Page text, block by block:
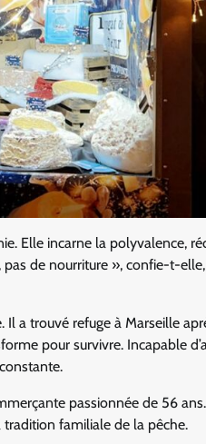
Elle incarne la polyvalence,
pas de nourriture », confie-t-
a trouvé refuge à Marseille
pour survivre. Incapable
passionnée de 56
familiale de la pêche.